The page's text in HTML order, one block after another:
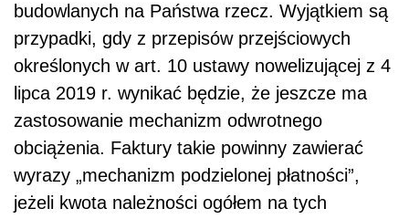
budowlanych na Państwa rzecz. Wyjątkiem są
przypadki, gdy z przepisów przejściowych
określonych w art. 10 ustawy nowelizującej z 4
lipca 2019 r. wynikać będzie, że jeszcze ma
zastosowanie mechanizm odwrotnego
obciążenia. Faktury takie powinny zawierać
wyrazy „mechanizm podzielonej płatności”,
jeżeli kwota należności ogółem na tych